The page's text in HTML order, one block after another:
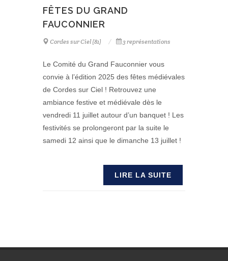
FÊTES DU GRAND
FAUCONNIER
Cordes sur Ciel (81) 3 représentations
Le Comité du Grand Fauconnier vous
convie à l’édition 2025 des fêtes médiévales
de Cordes sur Ciel ! Retrouvez une
ambiance festive et médiévale dès le
vendredi 11 juillet autour d’un banquet ! Les
festivités se prolongeront par la suite le
samedi 12 ainsi que le dimanche 13 juillet !
LIRE LA SUITE